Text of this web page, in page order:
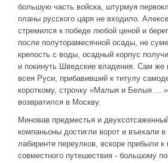
большую часть войска, штурмуя
планы русского царя не входило.
стремился к победе любой ценой и
после полуторамесячной осады, не
крепость с воды, осадный корпус
и покинуть Шведские владения. Сам же
всея Руси, прибавивший к титулу
короткому, строчку «Малыя и Белыя ...
возвратился в Москву.
Миновав предместья и
компаньоны достигли ворот и въехали
лабиринте переулков, вскоре прибыли к
совместного путешествия - большому